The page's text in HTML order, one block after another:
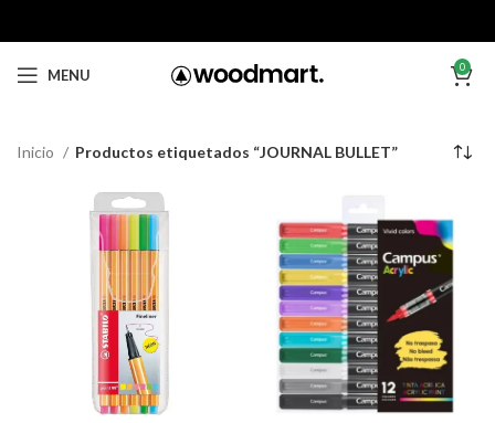
MENU 0
Inicio Productos etiquetados “JOURNAL BULLET”